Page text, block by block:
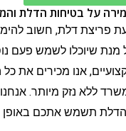
בטיחות הדלת והמנעול
דלת, חשוב להימנע
לשמש פעם
אנו מכירים את כל
נזק מיותר. אנחנו
אתכם באופן